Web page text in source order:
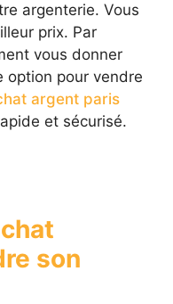
argenterie. Vous
prix. Par
vous donner
option pour vendre
argent paris
et sécurisé.
son